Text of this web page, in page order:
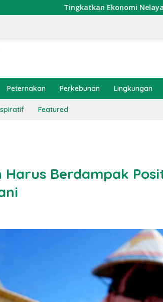
Tingkatkan Ekonomi Nelayan, Atraktor
Peternakan Perkebunan Lingkungan
Featured
Harus Berdampak